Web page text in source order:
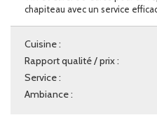
chapiteau avec un service
Cuisine :
Rapport qualité / prix :
Service :
Ambiance :